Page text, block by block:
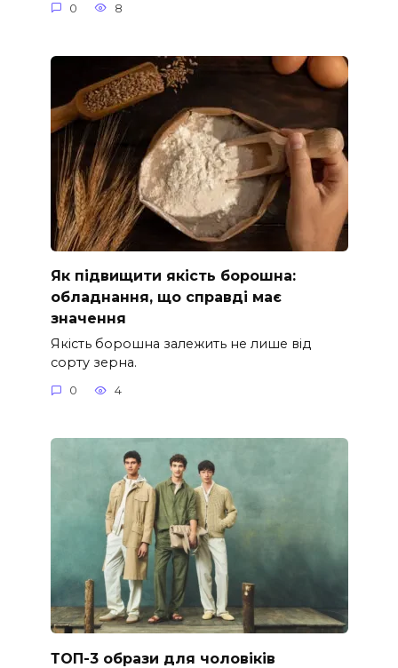
0 8
Як підвищити якість борошна:
обладнання, що справді має
значення
Якість борошна залежить не лише від
сорту зерна.
0 4
ТОП-3 образи для чоловіків